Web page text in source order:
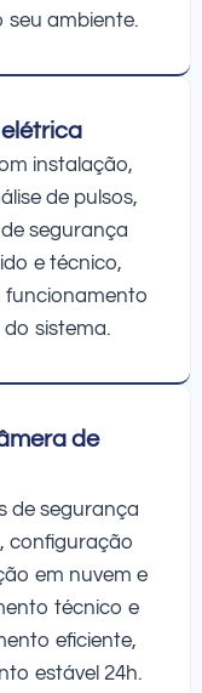
ambiente.
instalação,
de pulsos,
segurança
e técnico,
sistema.
de
de segurança
configuração
em nuvem e
técnico e
eficiente,
estável 24h.